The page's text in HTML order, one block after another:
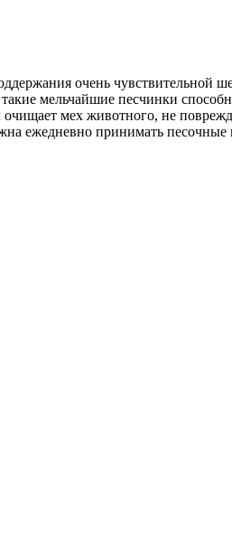
очень чувствительной
мельчайшие песчинки
мех животного, не
ежедневно принимать песочные